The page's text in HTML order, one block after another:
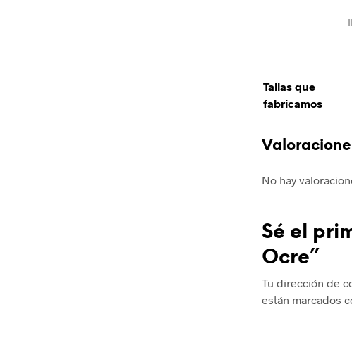
Tallas que
fabricamos
No hay
Sé el
Ocre”
Tu dirección de
están marcados